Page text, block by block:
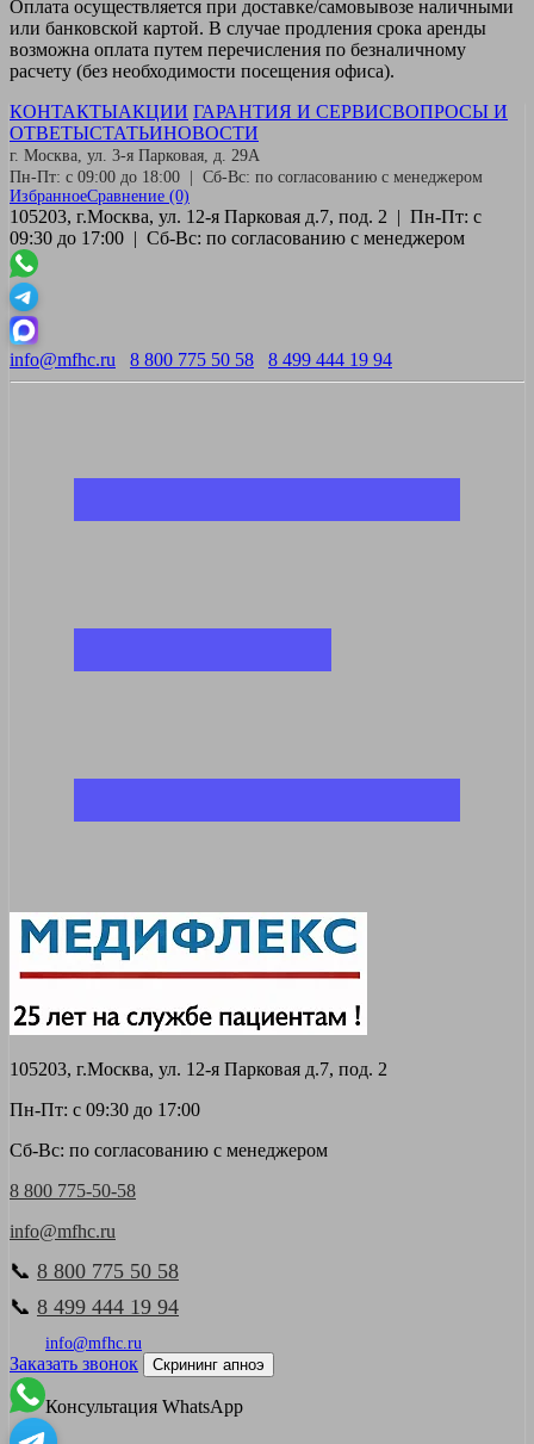
Оплата осуществляется при доставке/самовывозе наличными
или банковской картой. В случае продления срока аренды
возможна оплата путем перечисления по безналичному
расчету (без необходимости посещения офиса).
КОНТАКТЫАКЦИИ ГАРАНТИЯ И СЕРВИСВОПРОСЫ И
ОТВЕТЫСТАТЬИНОВОСТИ
г. Москва, ул. 3-я Парковая, д. 29А
Пн-Пт: с 09:00 до 18:00 | Сб-Вс: по согласованию с менеджером
ИзбранноеСравнение (0)
105203, г.Москва, ул. 12-я Парковая д.7, под. 2 | Пн-Пт: с
09:30 до 17:00 | Сб-Вс: по согласованию с менеджером
info@mfhc.ru 8 800 775 50 58 8 499 444 19 94
105203, г.Москва, ул. 12-я Парковая д.7, под. 2
Пн-Пт: с 09:30 до 17:00
Сб-Вс: по согласованию с менеджером
8 800 775-50-58
info@mfhc.ru
📞 8 800 775 50 58
📞 8 499 444 19 94
info@mfhc.ru
Заказать звонок Скрининг апноэ
Консультация WhatsApp